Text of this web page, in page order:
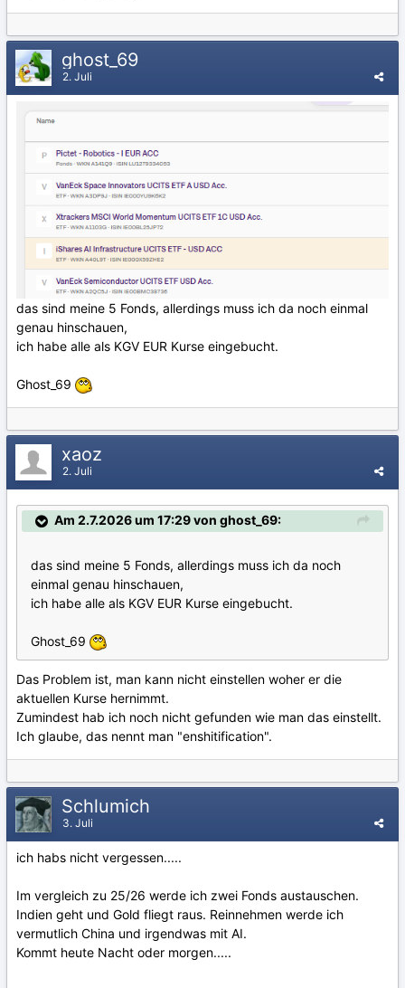
ghost_69
2. Juli
das sind meine 5 Fonds, allerdings muss ich da noch einmal
genau hinschauen,
ich habe alle als KGV EUR Kurse eingebucht.
Ghost_69
xaoz
2. Juli
Am 2.7.2026 um 17:29 von ghost_69:
das sind meine 5 Fonds, allerdings muss ich da noch
einmal genau hinschauen,
ich habe alle als KGV EUR Kurse eingebucht.
Ghost_69
Das Problem ist, man kann nicht einstellen woher er die
aktuellen Kurse hernimmt.
Zumindest hab ich noch nicht gefunden wie man das einstellt.
Ich glaube, das nennt man "enshitification".
Schlumich
3. Juli
ich habs nicht vergessen.....
Im vergleich zu 25/26 werde ich zwei Fonds austauschen.
Indien geht und Gold fliegt raus. Reinnehmen werde ich
vermutlich China und irgendwas mit AI.
Kommt heute Nacht oder morgen.....